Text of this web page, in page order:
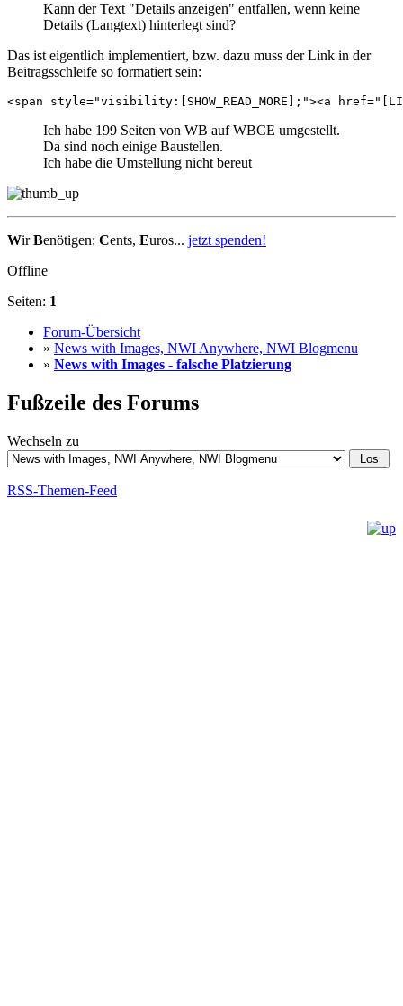
Kann der Text "Details anzeigen" entfallen, wenn keine
Details (Langtext) hinterlegt sind?
Das ist eigentlich implementiert, bzw. dazu muss der Link in der
Beitragsschleife so formatiert sein:
<span style="visibility:[SHOW_READ_MORE];"><a
Ich habe 199 Seiten von WB auf WBCE umgestellt.
Da sind noch einige Baustellen.
Ich habe die Umstellung nicht bereut
WirBenötigen: Cents, Euros... jetzt spenden!
Offline
Seiten: 1
Forum-Übersicht
» News with Images, NWI Anywhere, NWI Blogmenu
» News with Images - falsche Platzierung
Fußzeile des Forums
Wechseln zu
RSS-Themen-Feed